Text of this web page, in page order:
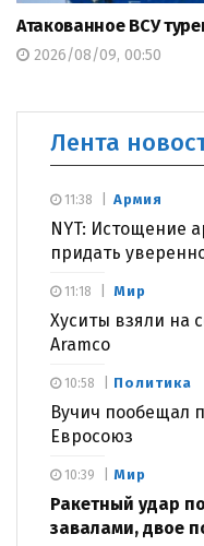
Атакованное ВСУ
2026/08/09, 00:50
Лента
Армия
NYT: Истощение
придать
11:38
Мир
Хуситы взяли на
Aramco
11:18
Политика
Вучич пообещал
Евросоюз
10:58
Мир
Ракетный удар
завалами, двое
10:39